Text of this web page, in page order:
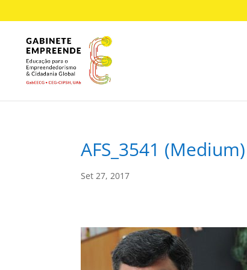
AFS_3541 (Medium)
Set 27, 2017